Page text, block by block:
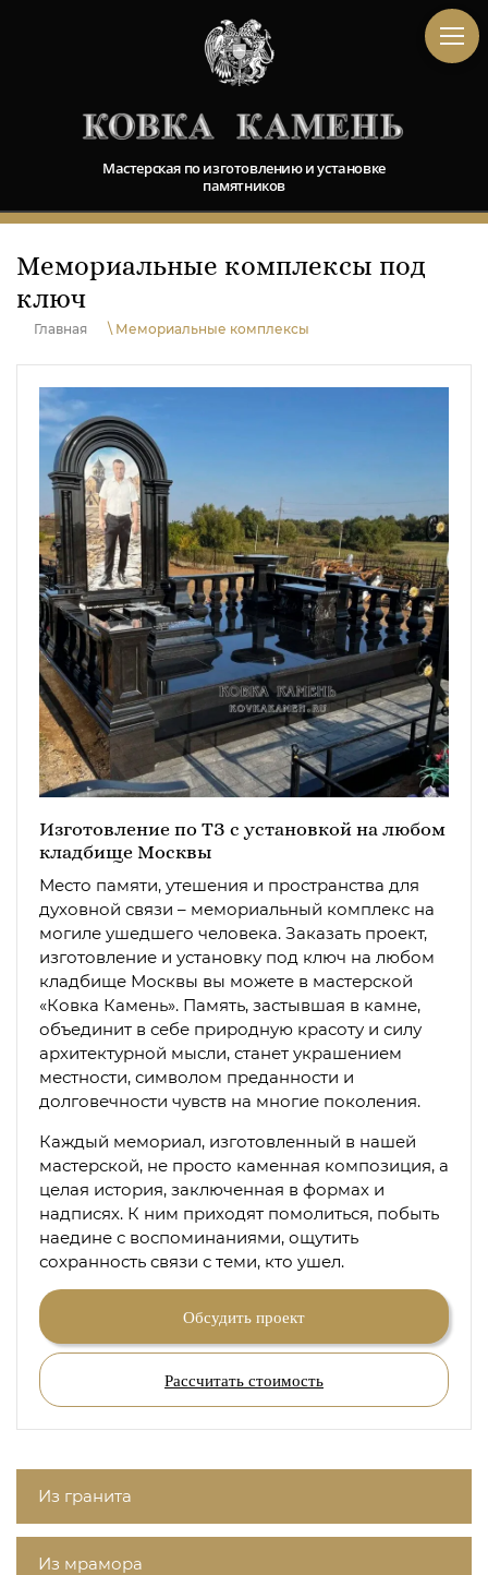
Мастерская по изготовлению и установке
памятников
Мемориальные комплексы под
ключ
Главная \ Мемориальные комплексы
Изготовление по ТЗ с установкой на любом
кладбище Москвы
Место памяти, утешения и пространства для
духовной связи – мемориальный комплекс на
могиле ушедшего человека. Заказать проект,
изготовление и установку под ключ на любом
кладбище Москвы вы можете в мастерской
«Ковка Камень». Память, застывшая в камне,
объединит в себе природную красоту и силу
архитектурной мысли, станет украшением
местности, символом преданности и
долговечности чувств на многие поколения.
Каждый мемориал, изготовленный в нашей
мастерской, не просто каменная композиция, а
целая история, заключенная в формах и
надписях. К ним приходят помолиться, побыть
наедине с воспоминаниями, ощутить
сохранность связи с теми, кто ушел.
Обсудить проект
Рассчитать стоимость
Из гранита
Из мрамора